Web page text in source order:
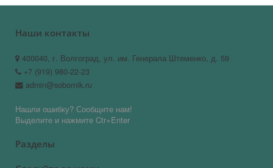
Наши контакты
400040, г. Волгоград, ул. им. Генерала Штеменко, д. 59
+7 (919) 980-22-23
admin@sobornik.ru
Нашли ошибку? Сообщите нам!
Выделите и нажмите Ctr+Enter
Разделы